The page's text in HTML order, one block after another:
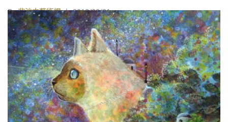
下藝術追求的步伐。
By非池中藝術網| 2018/09/01